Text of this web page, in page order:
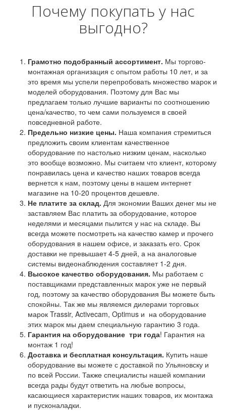
Почему покупать у нас
выгодно?
Грамотно подобранный ассортимент. Мы торгово-
монтажная организация с опытом работы 10 лет, и за
это время мы успели перепробовать множество марок и
моделей оборудования. Поэтому для Вас мы
предлагаем только лучшие варианты по соотношению
цена/качество, то чем сами пользуемся в своей
повседневной работе.
Предельно низкие цены. Наша компания стремиться
предложить своим клиентам качественное
оборудование по настолько низким ценам, насколько
это вообще возможно. Мы считаем что клиент, которому
понравилась цена и качество наших товаров всегда
вернется к нам, поэтому цены в нашем интернет
магазине на 10-20 процентов дешевле.
Не платите за склад. Для экономии Ваших денег мы не
заставляем Вас платить за оборудование, которое
неделями и месяцами пылится у нас на складе. Вы
всегда можете посмотреть на качество камер и прочего
оборудования в нашем офисе, и заказать его. Срок
доставки не превышает 4-5 дней, а на аналоговые
системы видеонаблюдения составляет 1-2 дня.
Высокое качество оборудования. Мы работаем с
поставщиками представленных марок уже не первый
год, поэтому за качество оборудования Вы можете быть
спокойны. Так же мы являемся дилерами торговых
марок Trassir, Activecam, Optimus и на оборудование
этих марок мы даем специальную гарантию 3 года.
Гарантия на оборудование три года! Гарантия на
монтаж 1 год!
Доставка и бесплатная консультация. Купить наше
оборудование вы можете с доставкой по Ульяновску и
по всей России. Также специалисты нашей компании
всегда рады будут ответить на любые вопросы,
касающиеся характеристик наших товаров, их монтажа
и пусконаладки.